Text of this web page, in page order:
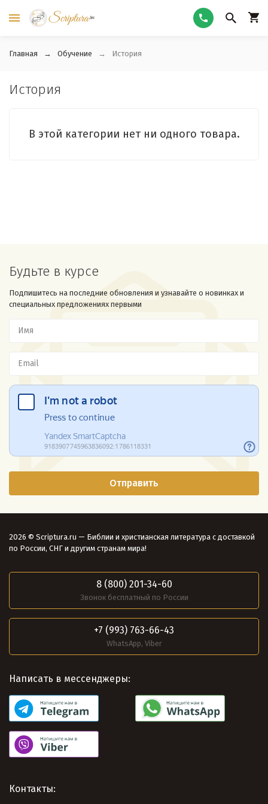
Главная Обучение История
История
В этой категории нет ни одного товара.
Будьте в курсе
Подпишитесь на последние обновления и узнавайте о новинках и
специальных предложениях первыми
2026 © Scriptura.ru — Библии и христианская литература с доставкой
по России, СНГ и другим странам мира!
8 (800) 201-34-60
Звонок бесплатный по России
+7 (993) 763-66-43
WhatsApp, Viber
Написать в мессенджеры:
Контакты: